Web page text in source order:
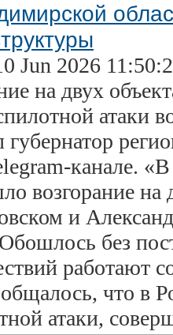
Jun 2026
на двух
атаки
канале.
возгорание на
и
без
работают
что в
атаки,